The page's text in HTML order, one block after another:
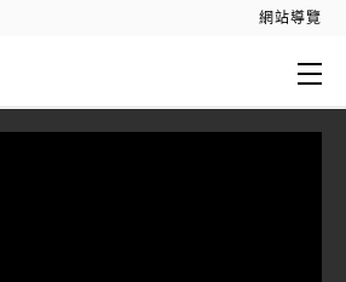
網站導覽